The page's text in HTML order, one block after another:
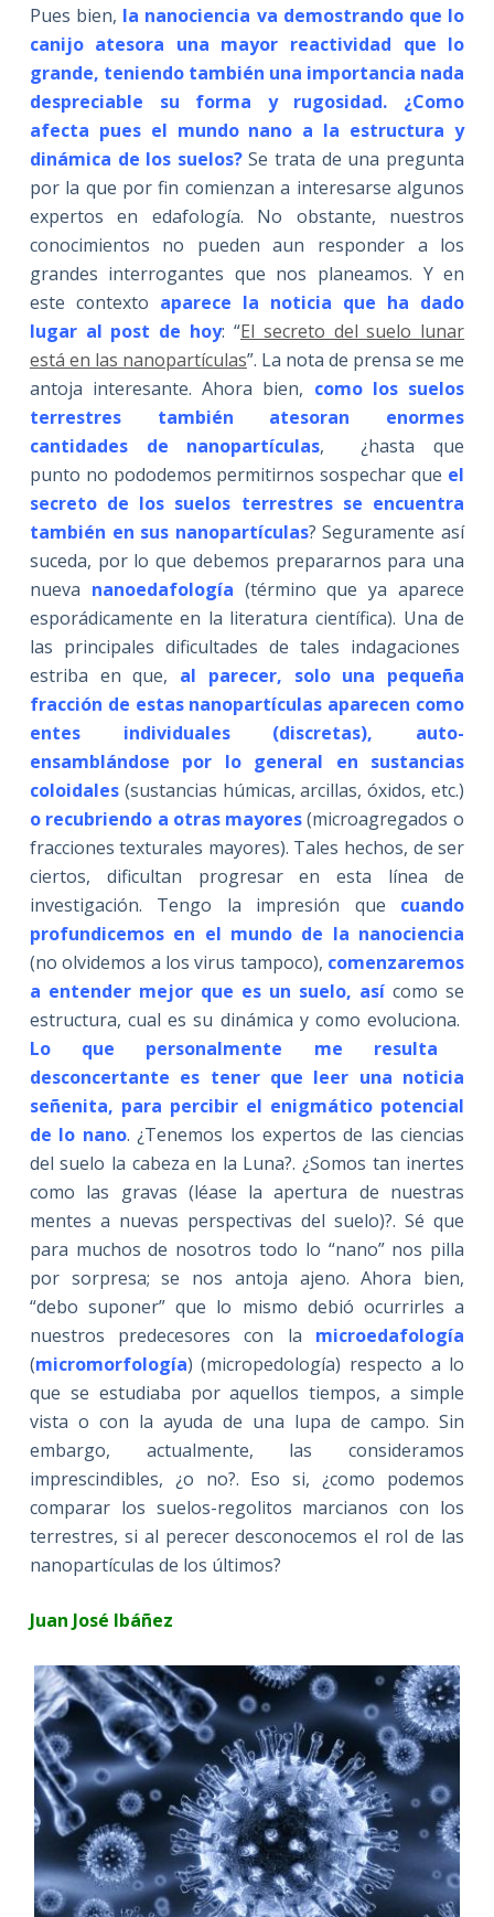
Pues bien, la nanociencia va demostrando que lo
canijo atesora una mayor reactividad que lo
grande, teniendo también una importancia nada
despreciable su forma y rugosidad. ¿Como
afecta pues el mundo nano a la estructura y
dinámica de los suelos?Se trata de una pregunta
por la que por fin comienzan a interesarse algunos
expertos en edafología. No obstante, nuestros
conocimientos no pueden aun responder a los
grandes interrogantes que nos planeamos. Y en
este contexto aparece la noticia que ha dado
lugar al post de hoy: “El secreto del suelo lunar
está en las nanopartículas”. La nota de prensa se me
antoja interesante. Ahora bien, como los suelos
terrestres también atesoran enormes
cantidades de nanopartículas, ¿hasta que
punto no pododemos permitirnos sospechar que el
secreto de los suelos terrestres se encuentra
también en sus nanopartículas? Seguramente así
suceda, por lo que debemos prepararnos para una
nueva nanoedafología (término que ya aparece
esporádicamente en la literatura científica). Una de
las principales dificultades de tales indagaciones
estriba en que, al parecer, solo una pequeña
fracción de estas nanopartículas aparecen como
entes individuales (discretas), auto-
ensamblándose por lo general en sustancias
coloidales (sustancias húmicas, arcillas, óxidos, etc.)
o recubriendo a otras mayores (microagregados o
fracciones texturales mayores). Tales hechos, de ser
ciertos, dificultan progresar en esta línea de
investigación. Tengo la impresión que cuando
profundicemos en el mundo de la nanociencia
(no olvidemos a los virus tampoco), comenzaremos
a entender mejor que es un suelo, así como se
estructura, cual es su dinámica y como evoluciona.
Lo que personalmente me resulta
desconcertante es tener que leer una noticia
señenita, para percibir el enigmático potencial
de lo nano. ¿Tenemos los expertos de las ciencias
del suelo la cabeza en la Luna?. ¿Somos tan inertes
como las gravas (léase la apertura de nuestras
mentes a nuevas perspectivas del suelo)?. Sé que
para muchos de nosotros todo lo “nano” nos pilla
por sorpresa; se nos antoja ajeno. Ahora bien,
“debo suponer” que lo mismo debió ocurrirles a
nuestros predecesores con la microedafología
(micromorfología) (micropedología) respecto a lo
que se estudiaba por aquellos tiempos, a simple
vista o con la ayuda de una lupa de campo. Sin
embargo, actualmente, las consideramos
imprescindibles, ¿o no?. Eso si, ¿como podemos
comparar los suelos-regolitos marcianos con los
terrestres, si al perecer desconocemos el rol de las
nanopartículas de los últimos?
Juan José Ibáñez